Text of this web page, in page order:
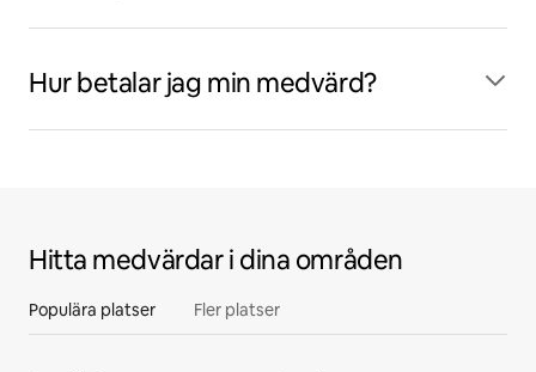
Hur betalar jag min medvärd?
Hitta medvärdar i dina områden
Populära platser Fler platser